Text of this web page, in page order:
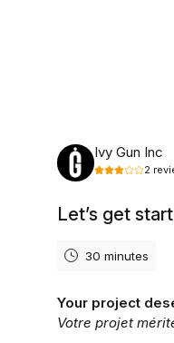
Ivy Gun Inc
2
Let’s get
30 minutes
Your project
Votre projet